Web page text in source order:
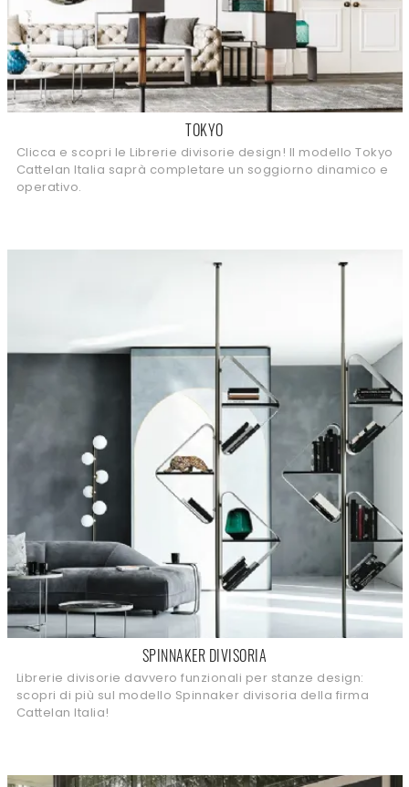
TOKYO
Clicca e scopri le Librerie divisorie design! Il modello Tokyo
Cattelan Italia saprà completare un soggiorno dinamico e
operativo.
SPINNAKER DIVISORIA
Librerie divisorie davvero funzionali per stanze design:
scopri di più sul modello Spinnaker divisoria della firma
Cattelan Italia!